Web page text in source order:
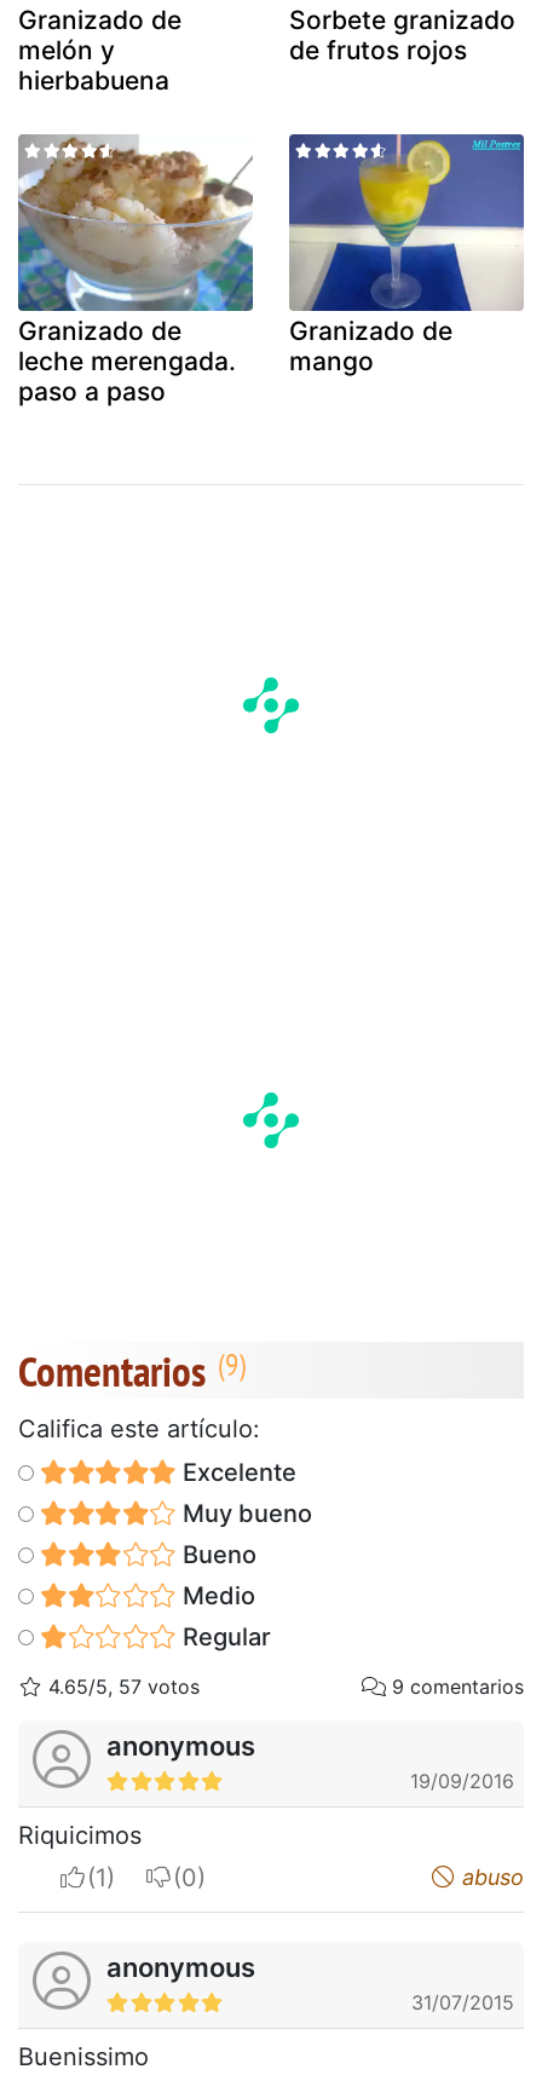
Granizado de
melón y
hierbabuena
Sorbete granizado
de frutos rojos
Granizado de
leche merengada.
paso a paso
Granizado de
mango
Comentarios
Califica este artículo:
Excelente
Muy bueno
Bueno
Medio
Regular
4.65/5, 57 votos 9 comentarios
anonymous
19/09/2016
Riquicimos
I apreciateI do not appreciate abuso
anonymous
31/07/2015
Buenissimo